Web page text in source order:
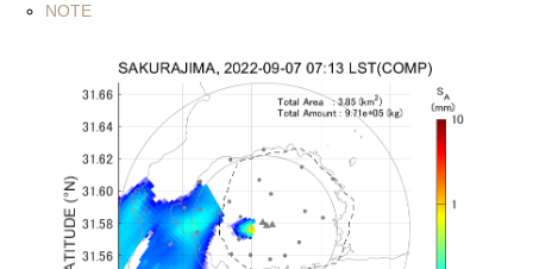
NOTE